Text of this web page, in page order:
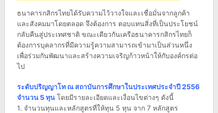
ธนาคารกสิกรไทยได้รับความไว้วางใจและเชื่อมั่นจากลูกค้า
และสังคมมาโดยตลอด จึงต้องการ ตอบแทนสิ่งที่เป็นประโยชน์
กลับคืนสู่ประเทศชาติ ขณะเดียวกันเครือธนาคารกสิกรไทยก็
ต้องการบุคลากรที่มีความรู้ความสามารถเข้ามาเป็นส่วนหนึ่ง
เพื่อร่วมกันพัฒนาและสร้างความเจริญก้าวหน้าให้กับองค์กรต่อ
ไป
ระดับปริญญาโท ณ สถาบันการศึกษาในประเทศประจำปี 2556
จำนวน 5 ทุนโดยมีรายละเอียดและเงื่อนไขต่างๆ ดังนี้
1. จำนวนทุนและหลักสูตรที่ให้ทุน 5 ทุน จาก 7 หลักสูตร